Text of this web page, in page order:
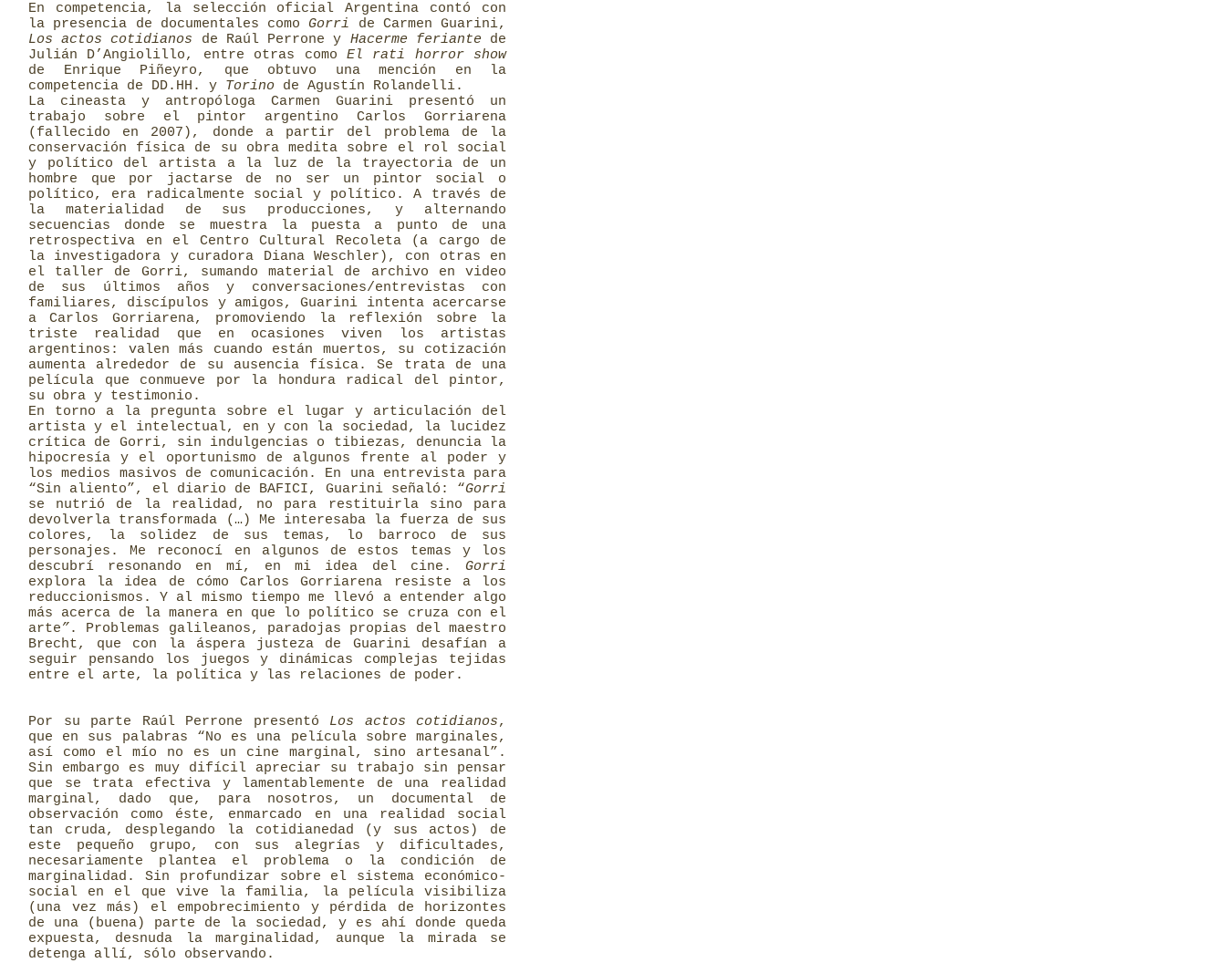
En competencia, la selección oficial Argentina contó con
la presencia de documentales comoGorri de Carmen Guarini,
Los actos cotidianos de Raúl Perrone y Hacerme feriante de
Julián D’Angiolillo, entre otras como El rati horror show
de Enrique Piñeyro, que obtuvo una mención en la
competencia de DD.HH. y Torino de Agustín Rolandelli.
La cineasta y antropóloga Carmen Guarini presentó un
trabajo sobre el pintor argentino Carlos Gorriarena
(fallecido en 2007), donde a partir del problema de la
conservación física de su obra medita sobre el rol social
y político del artista a la luz de la trayectoria de un
hombre que por jactarse de no ser un pintor social o
político, era radicalmente social y político. A través de
la materialidad de sus producciones, y alternando
secuencias donde se muestra la puesta a punto de una
retrospectiva en el Centro Cultural Recoleta (a cargo de
la investigadora y curadora Diana Weschler), con otras en
el taller de Gorri, sumando material de archivo en video
de sus últimos años y conversaciones/entrevistas con
familiares, discípulos y amigos, Guarini intenta acercarse
a Carlos Gorriarena, promoviendo la reflexión sobre la
triste realidad que en ocasiones viven los artistas
argentinos: valen más cuando están muertos, su cotización
aumenta alrededor de su ausencia física. Se trata de una
película que conmueve por la hondura radical del pintor,
su obra y testimonio.
En torno a la pregunta sobre el lugar y articulación del
artista y el intelectual, en y con la sociedad, la lucidez
crítica de Gorri, sin indulgencias o tibiezas, denuncia la
hipocresía y el oportunismo de algunos frente al poder y
los medios masivos de comunicación. En una entrevista para
“Sin aliento”, el diario de BAFICI, Guarini señaló: “Gorri
se nutrió de la realidad, no para restituirla sino para
devolverla transformada (…) Me interesaba la fuerza de sus
colores, la solidez de sus temas, lo barroco de sus
personajes. Me reconocí en algunos de estos temas y los
descubrí resonando en mí, en mi idea del cine.
Gorri
explora la idea de cómo Carlos Gorriarena resiste a los
reduccionismos. Y al mismo tiempo me llevó a entender algo
más acerca de la manera en que lo político se cruza con el
arte” . Problemas galileanos, paradojas propias del maestro
Brecht, que con la áspera justeza de Guarini desafían a
seguir pensando los juegos y dinámicas complejas tejidas
entre el arte, la política y las relaciones de poder.
Por su parte Raúl Perrone presentó Los actos cotidianos,
que en sus palabras “No es una película sobre marginales,
así como el mío no es un cine marginal, sino artesanal”.
Sin embargo es muy difícil apreciar su trabajo sin pensar
que se trata efectiva y lamentablemente de una realidad
marginal, dado que, para nosotros, un documental de
observación como éste, enmarcado en una realidad social
tan cruda, desplegando la cotidianedad (y sus actos) de
este pequeño grupo, con sus alegrías y dificultades,
necesariamente plantea el problema o la condición de
marginalidad. Sin profundizar sobre el sistema económico-
social en el que vive la familia, la película visibiliza
(una vez más) el empobrecimiento y pérdida de horizontes
de una (buena) parte de la sociedad, y es ahí donde queda
expuesta, desnuda la marginalidad, aunque la mirada se
detenga allí, sólo observando.